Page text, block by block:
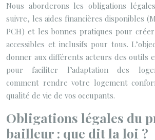
Nous aborderons les obligations
suivre, les aides financières disponibles
PCH) et les bonnes pratiques pour créer
accessibles et inclusifs pour tous.
donner aux différents acteurs des outils
pour faciliter l’adaptation des
comment rendre votre logement
qualité de vie de vos occupants.
Obligations légales du
bailleur : que dit la loi ?